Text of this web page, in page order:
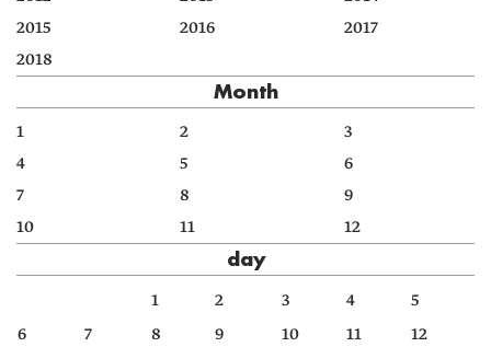
2015
2016
2017
2018
Month
1 2
3
4
5
6
7
8
9
10
11 12
day
1 2 3 4
5
6
7 8 9 10 11
12